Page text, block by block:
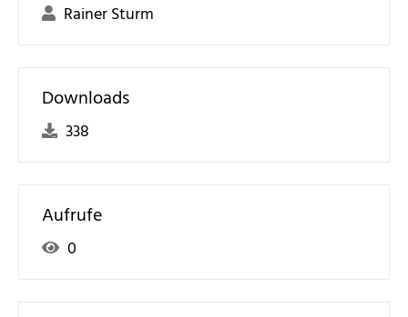
Rainer Sturm
Downloads
338
Aufrufe
0